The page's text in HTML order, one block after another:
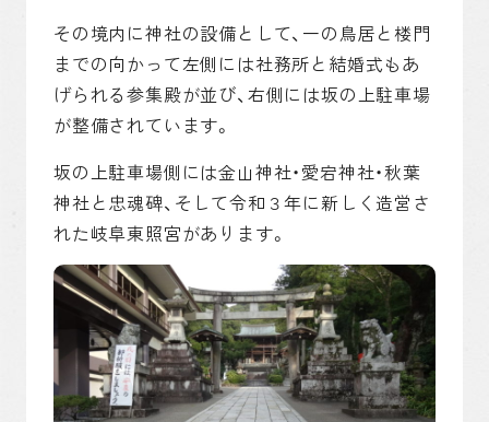
その境内に神社の設備として、一の鳥居と楼門
までの向かって左側には社務所と結婚式もあ
げられる参集殿が並び、右側には坂の上駐車場
が整備されています。
坂の上駐車場側には金山神社・愛宕神社・秋葉
神社と忠魂碑、そして令和３年に新しく造営さ
れた岐阜東照宮があります。